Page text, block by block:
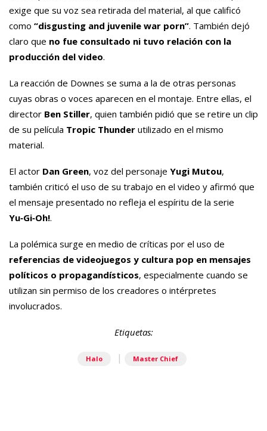
exige que su voz sea retirada del material, al que calificó
como “disgusting and juvenile war porn”. También dejó
claro que no fue consultado ni tuvo relación con la
producción del video.
La reacción de Downes se suma a la de otras personas
cuyas obras o voces aparecen en el montaje. Entre ellas, el
director Ben Stiller, quien también pidió que se retire un clip
de su película Tropic Thunder utilizado en el mismo
material.
El actor Dan Green, voz del personaje Yugi Mutou,
también criticó el uso de su trabajo en el video y afirmó que
el mensaje presentado no refleja el espíritu de la serie
Yu‑Gi‑Oh!.
La polémica surge en medio de críticas por el uso de
referencias de videojuegos y cultura pop en mensajes
políticos o propagandísticos, especialmente cuando se
utilizan sin permiso de los creadores o intérpretes
involucrados.
Etiquetas:
Halo | Master Chief